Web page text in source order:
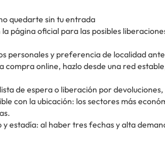
quedarte sin tu entrada
página oficial para las posibles
personales y preferencia de localidad
compra online, hazlo desde una red
de espera o liberación por
con la ubicación: los sectores más
y estadía: al haber tres fechas y alta